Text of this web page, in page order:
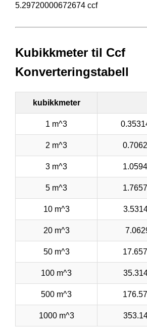
5.29720000672674 ccf
Kubikkmeter til Ccf
Konverteringstabell
kubikkmeter
1 m^3
2 m^3
3 m^3
5 m^3
10 m^3
20 m^3
50 m^3
100 m^3
500 m^3
1000 m^3